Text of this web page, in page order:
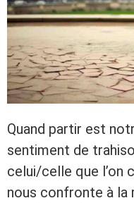
Quand partir est
sentiment de
celui/celle que l’on
nous confronte à la